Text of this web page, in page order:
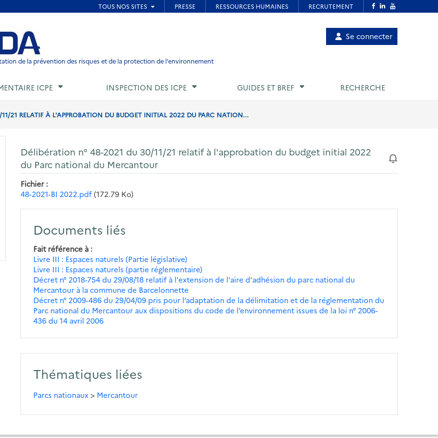
de page
de la prévention des risques et de la protection de l'environnement
Menu
utilisateur
Se connecter
ICPE INSPECTION DES ICPE GUIDES ET BREF RECHERCHE
21 RELATIF À L'APPROBATION DU BUDGET INITIAL 2022 DU PARC NATION...
Délibération n° 48-2021 du 30/11/21 relatif à l'approbation du budget initial 2022
du Parc national du Mercantour
Fichier
48-2021-BI 2022.pdf (172.79 Ko)
Documents liés
Fait référence à
Livre III : Espaces naturels (Partie législative)
Livre III : Espaces naturels (partie réglementaire)
Décret n° 2018-754 du 29/08/18 relatif à l'extension de l'aire d'adhésion du parc national du
Mercantour à la commune de Barcelonnette
Décret n° 2009-486 du 29/04/09 pris pour l’adaptation de la délimitation et de la réglementation du
Parc national du Mercantour aux dispositions du code de l’environnement issues de la loi n° 2006-
436 du 14 avril 2006
Thématiques liées
Parcs nationaux> Mercantour